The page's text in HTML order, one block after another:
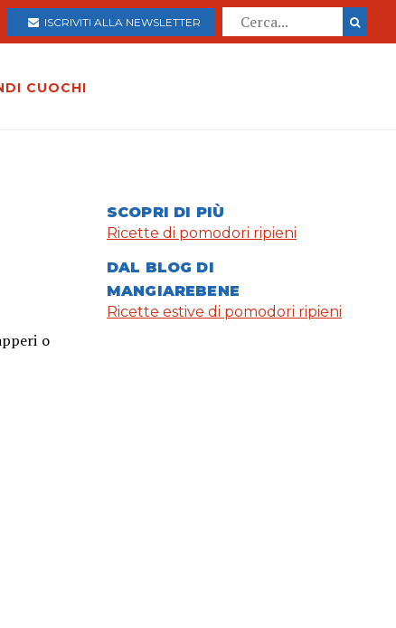
ISCRIVITI ALLA NEWSLETTER
CUOCHI
o
SCOPRI DI PIÙ
Ricette di pomodori ripieni
DAL BLOG DI
MANGIAREBENE
Ricette estive di pomodori ripieni